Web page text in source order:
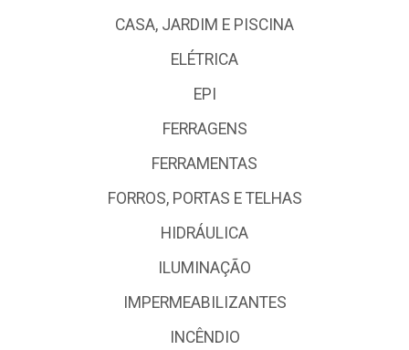
CASA, JARDIM E PISCINA
ELÉTRICA
EPI
FERRAGENS
FERRAMENTAS
FORROS, PORTAS E TELHAS
HIDRÁULICA
ILUMINAÇÃO
IMPERMEABILIZANTES
INCÊNDIO